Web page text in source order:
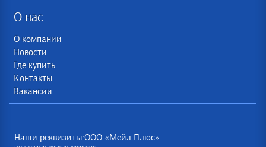
О нас
О компании
Новости
Где купить
Контакты
Вакансии
Наши реквизиты:ООО «Мейл Плюс»